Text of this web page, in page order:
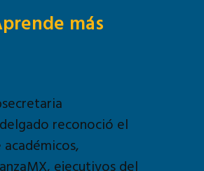
más
reconoció el
, ejecutivos del